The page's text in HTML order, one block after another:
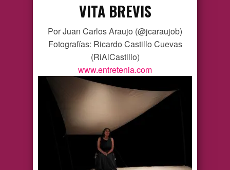
VITA BREVIS
Por Juan Carlos Araujo (@jcaraujob)
Fotografías: Ricardo Castillo Cuevas
(RiAlCastillo)
www.entretenia.com